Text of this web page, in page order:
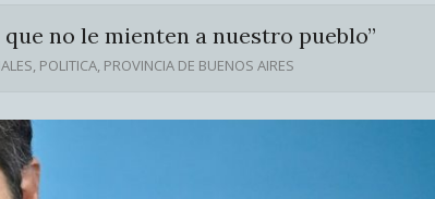
no le mienten a nuestro pueblo”
, POLITICA, PROVINCIA DE BUENOS AIRES